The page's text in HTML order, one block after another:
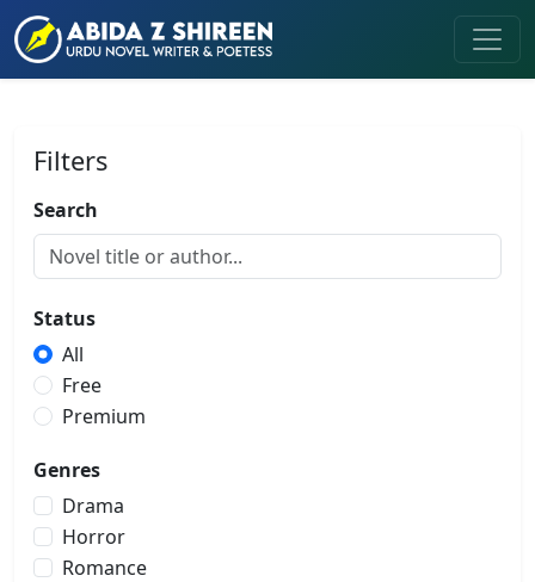
Filters
Search
Status
All
Free
Premium
Genres
Drama
Horror
Romance